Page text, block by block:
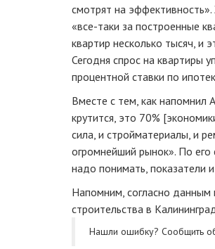
смотрят на
«все-таки за построенные
квартир несколько тысяч, и
Сегодня спрос на квартиры
процентной ставки по
Вместе с тем, как напомнил
крутится, это 70%
сила, и стройматериалы, и
огромнейший рынок». По его
надо понимать, показатели
Напомним, согласно данным
строительства в
Нашли ошибку? Cообщить